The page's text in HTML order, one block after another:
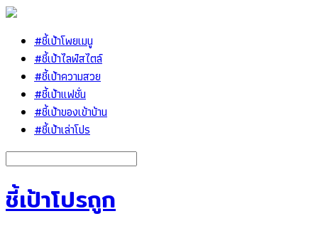
#ชี้เป้าโพยเมนู
#ชี้เป้าไลฟ์สไตล์
#ชี้เป้าความสวย
#ชี้เป้าแฟชั่น
#ชี้เป้าของเข้าบ้าน
#ชี้เป้าเล่าโปร
ชี้เป้าโปรถูก